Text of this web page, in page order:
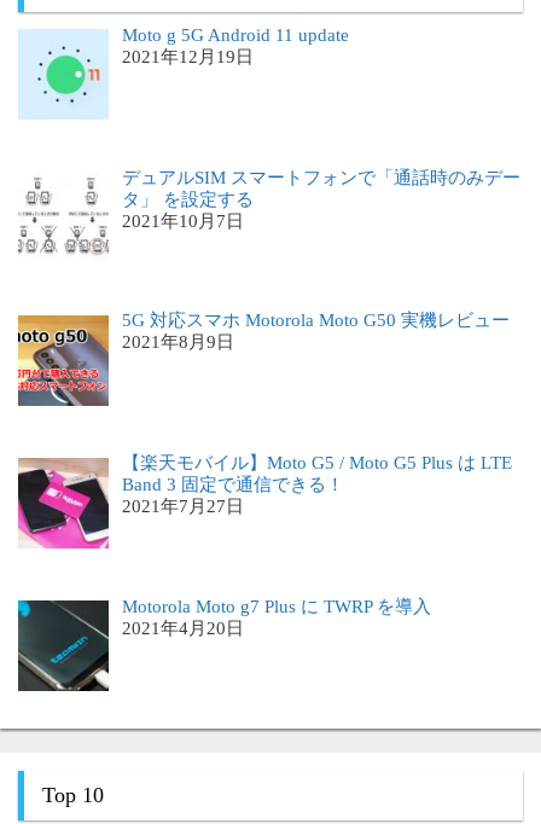
Moto g 5G Android 11 update
2021年12月19日
デュアルSIM スマートフォンで「通話時のみデー
タ」 を設定する
2021年10月7日
5G 対応スマホ Motorola Moto G50 実機レビュー
2021年8月9日
【楽天モバイル】Moto G5 / Moto G5 Plus は LTE
Band 3 固定で通信できる！
2021年7月27日
Motorola Moto g7 Plus に TWRP を導入
2021年4月20日
Top 10